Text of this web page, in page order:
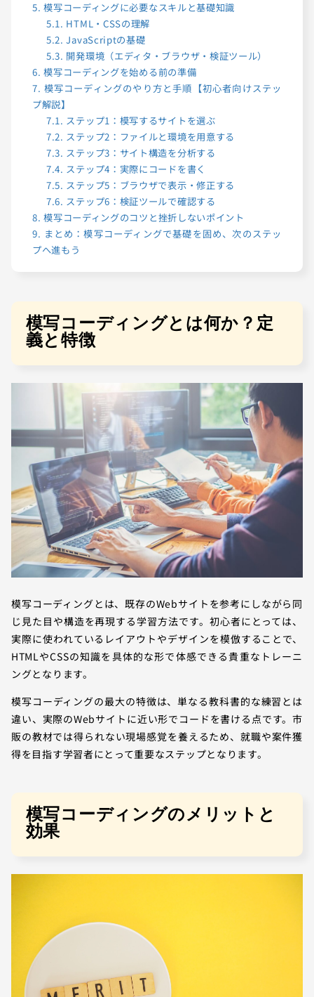
5. 模写コーディングに必要なスキルと基礎知識
5.1. HTML・CSSの理解
5.2. JavaScriptの基礎
5.3. 開発環境（エディタ・ブラウザ・検証ツール）
6. 模写コーディングを始める前の準備
7. 模写コーディングのやり方と手順【初心者向けステッ
プ解説】
7.1. ステップ1：模写するサイトを選ぶ
7.2. ステップ2：ファイルと環境を用意する
7.3. ステップ3：サイト構造を分析する
7.4. ステップ4：実際にコードを書く
7.5. ステップ5：ブラウザで表示・修正する
7.6. ステップ6：検証ツールで確認する
8. 模写コーディングのコツと挫折しないポイント
9. まとめ：模写コーディングで基礎を固め、次のステッ
プへ進もう
模写コーディングとは何か？定
義と特徴
模写コーディングとは、既存のWebサイトを参考にしながら同
じ見た目や構造を再現する学習方法です。初心者にとっては、
実際に使われているレイアウトやデザインを模倣することで、
HTMLやCSSの知識を具体的な形で体感できる貴重なトレーニ
ングとなります。
模写コーディングの最大の特徴は、単なる教科書的な練習とは
違い、実際のWebサイトに近い形でコードを書ける点です。市
販の教材では得られない現場感覚を養えるため、就職や案件獲
得を目指す学習者にとって重要なステップとなります。
模写コーディングのメリットと
効果